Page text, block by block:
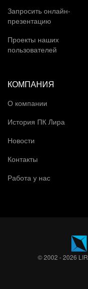
Запросить онлайн-
презентацию
Проекты наших
пользователей
КОМПАНИЯ
О компании
История ПК Лира
Новости
Контакты
Работа у нас
© 2002 - 2026